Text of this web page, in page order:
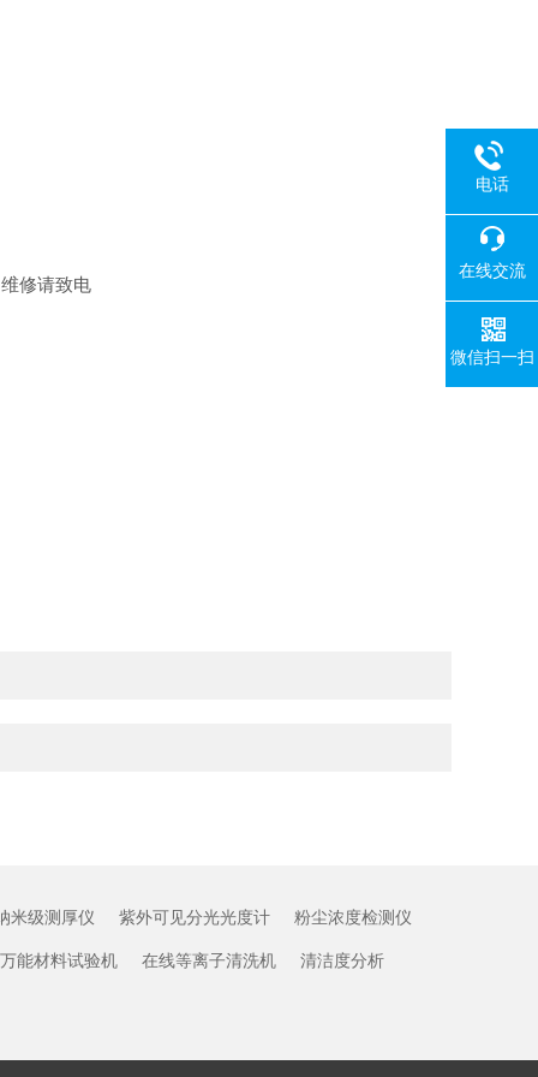
修请致电
米级测厚仪 紫外可见分光光度计 粉尘浓度检测仪
能材料试验机 在线等离子清洗机 清洁度分析
电话
在线交流
微信扫一扫